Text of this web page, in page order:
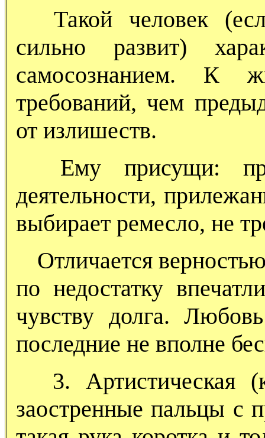
Такой человек
сильно развит)
самосознанием. К
требований, чем
от излишеств.
Ему присущи:
деятельности,
выбирает ремесло, не
Отличается
по недостатку
чувству долга.
последние не вполне
3. Артистическая
заостренные пальцы с